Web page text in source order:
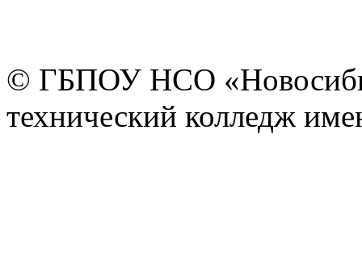
© ГБПОУ НСО
технический колледж